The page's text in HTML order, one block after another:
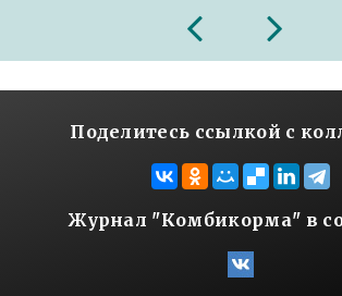
2026
Поделитесь ссылкой с
Журнал "Комбикорма" в